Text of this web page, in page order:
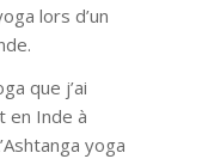
lors d’un
que j’ai
en Inde à
yoga